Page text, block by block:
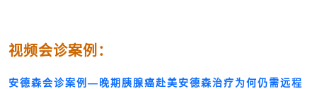
视频会诊案例：
安德森会诊案例—晚期胰腺癌赴美安德森治疗为何仍需远程